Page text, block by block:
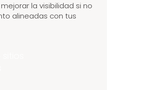
la visibilidad si no
alineadas con tus